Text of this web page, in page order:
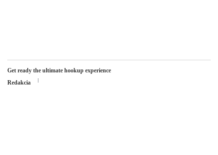
Get ready the ultimate hookup experience
Redakcia